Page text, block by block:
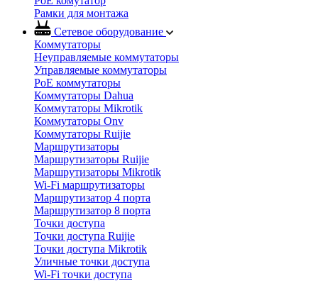
Рамки для монтажа
Сетевое оборудование
Коммутаторы
Неуправляемые коммутаторы
Управляемые коммутаторы
PoE коммутаторы
Коммутаторы Dahua
Коммутаторы Mikrotik
Коммутаторы Onv
Коммутаторы Ruijie
Маршрутизаторы
Маршрутизаторы Ruijie
Маршрутизаторы Mikrotik
Wi-Fi маршрутизаторы
Маршрутизатор 4 порта
Маршрутизатор 8 порта
Точки доступа
Точки доступа Ruijie
Точки доступа Mikrotik
Уличные точки доступа
Wi-Fi точки доступа